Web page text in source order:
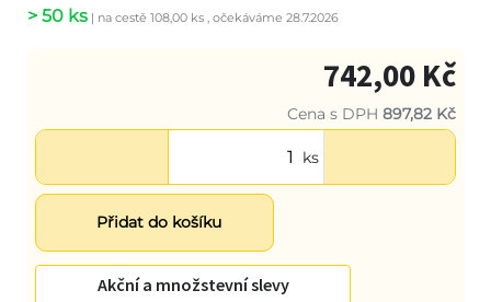
> 50 ks | na cestě 108,00 ks , očekáváme 28.7.2026
742,00 Kč
Cena s DPH 897,82 Kč
ks
Přidat do košíku
Akční a množstevní slevy